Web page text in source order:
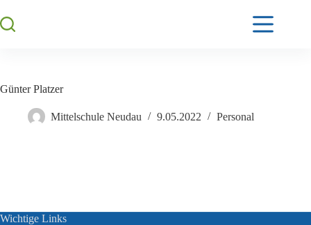
Günter Platzer
Mittelschule Neudau 9.05.2022 Personal
Wichtige Links